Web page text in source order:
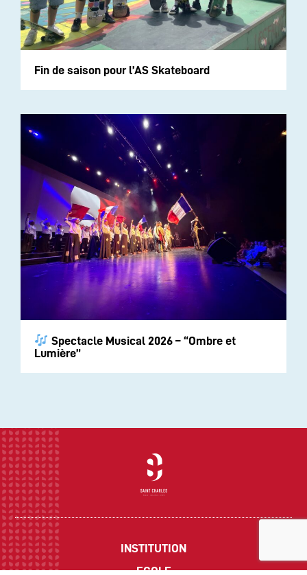
Fin de saison pour l’AS Skateboard
Spectacle Musical 2026 – “Ombre et
Lumière”
INSTITUTION
ECOLE